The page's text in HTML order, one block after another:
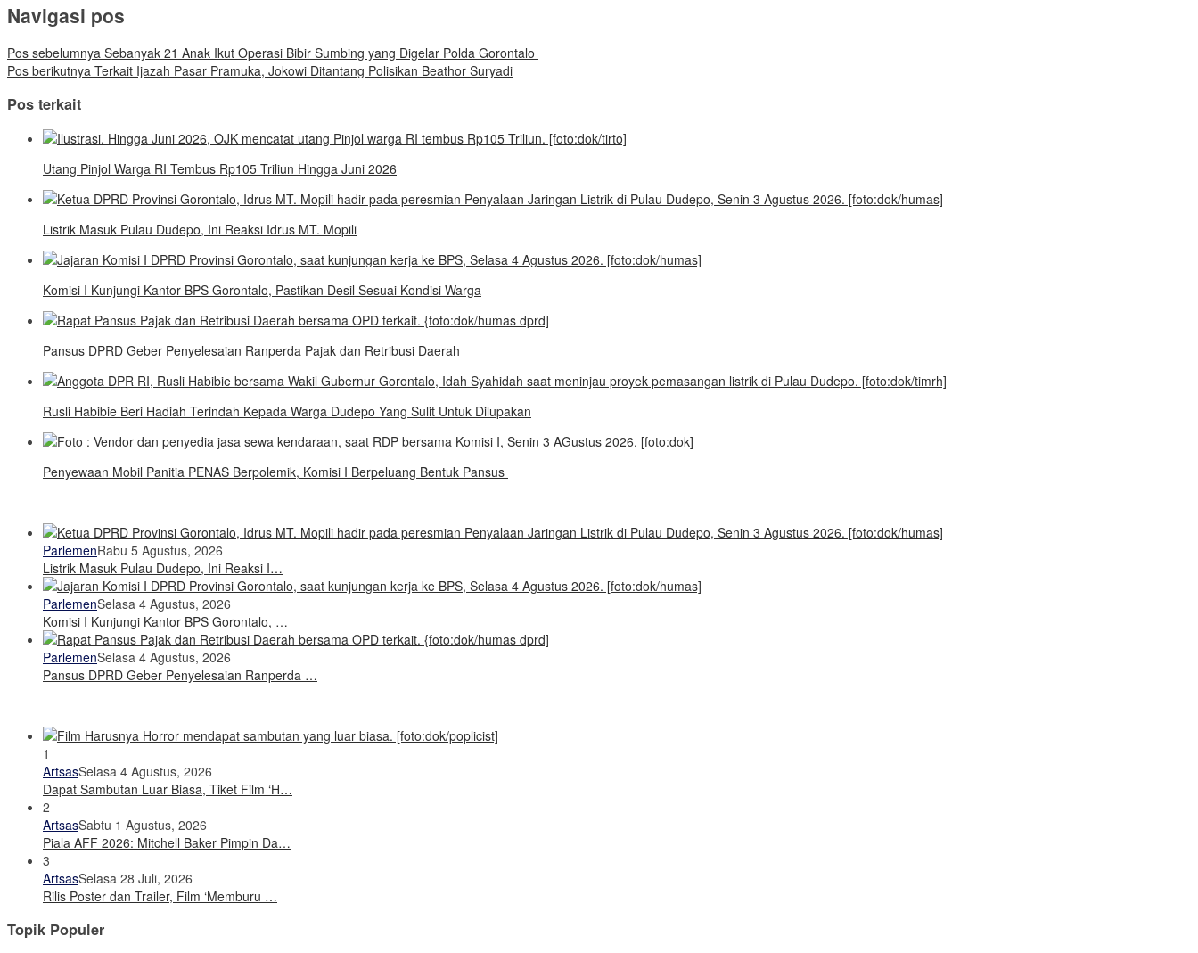
Navigasi pos
Pos sebelumnya Sebanyak 21 Anak Ikut Operasi Bibir Sumbing yang Digelar Polda Gorontalo
Pos berikutnya Terkait Ijazah Pasar Pramuka, Jokowi Ditantang Polisikan Beathor Suryadi
Pos terkait
Utang Pinjol Warga RI Tembus Rp105 Triliun Hingga Juni 2026
Listrik Masuk Pulau Dudepo, Ini Reaksi Idrus MT. Mopili
Komisi I Kunjungi Kantor BPS Gorontalo, Pastikan Desil Sesuai Kondisi Warga
Pansus DPRD Geber Penyelesaian Ranperda Pajak dan Retribusi Daerah
Rusli Habibie Beri Hadiah Terindah Kepada Warga Dudepo Yang Sulit Untuk Dilupakan
Penyewaan Mobil Panitia PENAS Berpolemik, Komisi I Berpeluang Bentuk Pansus
ParlemenRabu 5 Agustus, 2026
Listrik Masuk Pulau Dudepo, Ini Reaksi I…
ParlemenSelasa 4 Agustus, 2026
Komisi I Kunjungi Kantor BPS Gorontalo, …
ParlemenSelasa 4 Agustus, 2026
Pansus DPRD Geber Penyelesaian Ranperda …
1
ArtsasSelasa 4 Agustus, 2026
Dapat Sambutan Luar Biasa, Tiket Film ‘H…
2
ArtsasSabtu 1 Agustus, 2026
Piala AFF 2026: Mitchell Baker Pimpin Da…
3
ArtsasSelasa 28 Juli, 2026
Rilis Poster dan Trailer, Film ‘Memburu …
Topik Populer